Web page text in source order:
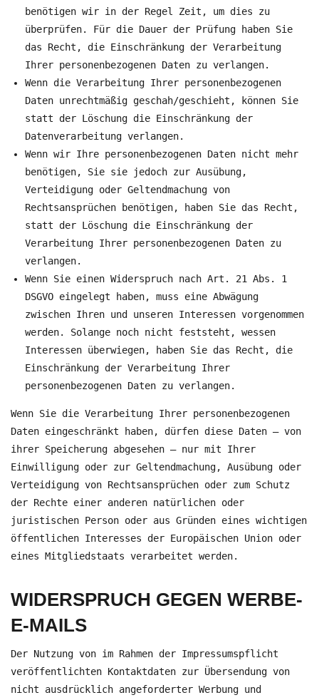
benötigen wir in der Regel Zeit, um dies zu
überprüfen. Für die Dauer der Prüfung haben Sie
das Recht, die Einschränkung der Verarbeitung
Ihrer personenbezogenen Daten zu verlangen.
Wenn die Verarbeitung Ihrer personenbezogenen
Daten unrechtmäßig geschah/geschieht, können Sie
statt der Löschung die Einschränkung der
Datenverarbeitung verlangen.
Wenn wir Ihre personenbezogenen Daten nicht mehr
benötigen, Sie sie jedoch zur Ausübung,
Verteidigung oder Geltendmachung von
Rechtsansprüchen benötigen, haben Sie das Recht,
statt der Löschung die Einschränkung der
Verarbeitung Ihrer personenbezogenen Daten zu
verlangen.
Wenn Sie einen Widerspruch nach Art. 21 Abs. 1
DSGVO eingelegt haben, muss eine Abwägung
zwischen Ihren und unseren Interessen vorgenommen
werden. Solange noch nicht feststeht, wessen
Interessen überwiegen, haben Sie das Recht, die
Einschränkung der Verarbeitung Ihrer
personenbezogenen Daten zu verlangen.
Wenn Sie die Verarbeitung Ihrer personenbezogenen
Daten eingeschränkt haben, dürfen diese Daten – von
ihrer Speicherung abgesehen – nur mit Ihrer
Einwilligung oder zur Geltendmachung, Ausübung oder
Verteidigung von Rechtsansprüchen oder zum Schutz
der Rechte einer anderen natürlichen oder
juristischen Person oder aus Gründen eines wichtigen
öffentlichen Interesses der Europäischen Union oder
eines Mitgliedstaats verarbeitet werden.
WIDERSPRUCH GEGEN WERBE-
E-MAILS
Der Nutzung von im Rahmen der Impressumspflicht
veröffentlichten Kontaktdaten zur Übersendung von
nicht ausdrücklich angeforderter Werbung und